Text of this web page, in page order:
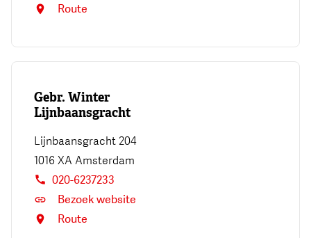
Route
Gebr. Winter
Lijnbaansgracht
Lijnbaansgracht 204
1016 XA Amsterdam
020-6237233
Bezoek website
Route